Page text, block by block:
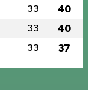
33 40
33 40
33 37